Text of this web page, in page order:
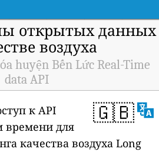
открытых данных
воздуха
huyện Bến Lức Real-Time
data API
🇬🇧
к API
времени для
качества воздуха Long